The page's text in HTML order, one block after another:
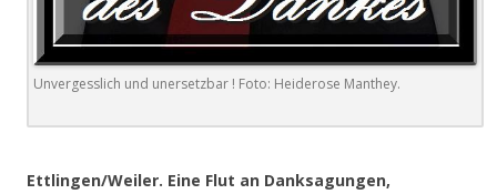
Unvergesslich und unersetzbar ! Foto: Heiderose Manthey.
Ettlingen/Weiler. Eine Flut an Danksagungen,